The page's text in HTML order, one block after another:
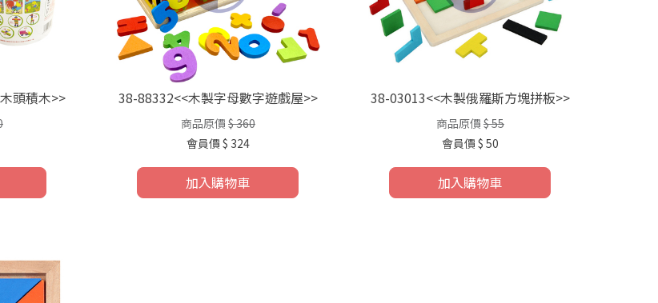
頭積木>> 38-88332<<木製字母數字遊戲屋>>
商品原價 $ 360
會員價 $ 324
加入購物車
38-03013<<木製俄羅斯方塊拼板>>
商品原價 $ 55
會員價 $ 50
加入購物車